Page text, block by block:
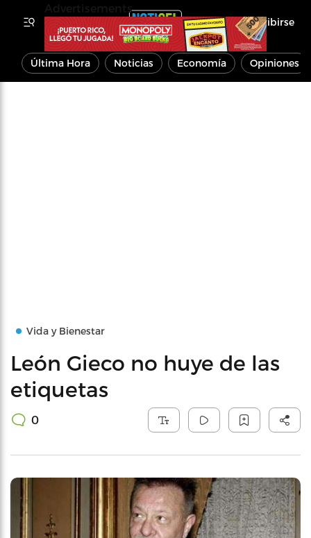
Inscribirse
Última Hora Noticias Economía Opiniones
Vida y Bienestar
León Gieco no huye de las
etiquetas
0
Advertisements